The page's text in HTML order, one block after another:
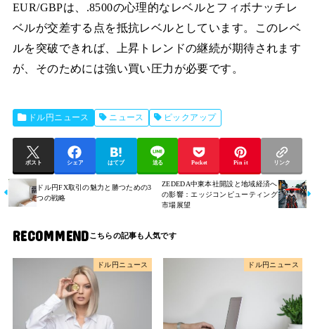
EUR/GBPは、.8500の心理的なレベルとフィボナッチレ
ベルが交差する点を抵抗レベルとしています。このレベ
ルを突破できれば、上昇トレンドの継続が期待されます
が、そのためには強い買い圧力が必要です。
ドル円ニュース ニュース ピックアップ
ポスト シェア はてブ 送る Pocket Pin it リンク
ドル円FX取引の魅力と勝つための3
つの戦略
ZEDEDA中東本社開設と地域経済へ
の影響：エッジコンピューティング
市場展望
RECOMMEND
ドル円ニュース ドル円ニュース